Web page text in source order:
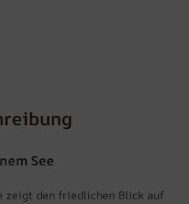
See
zeigt den friedlichen Blick auf